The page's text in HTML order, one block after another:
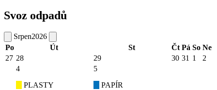
Svoz odpadů
Srpen2026
Po
Út St Čt Pá So Ne
27 28 29 30 31 1 2
4
PLASTY
5
PAPÍR